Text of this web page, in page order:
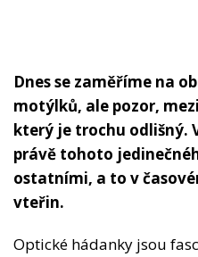
Dnes se zaměříme na
motýlků, ale pozor,
který je trochu odlišný.
právě tohoto
ostatními, a to v
vteřin.
Optické hádanky jsou